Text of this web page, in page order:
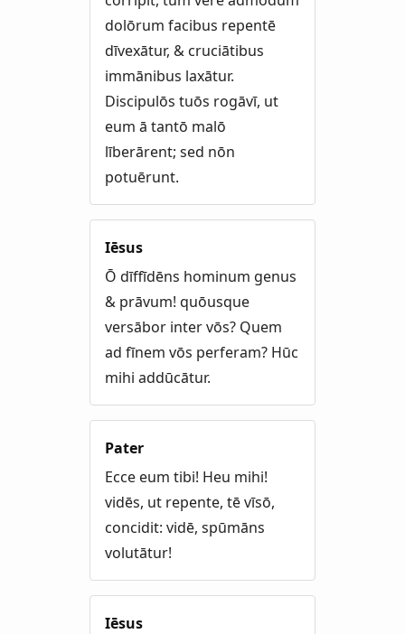
dolōrum facibus repentē
dīvexātur, & cruciātibus
immānibus laxātur.
Discipulōs tuōs rogāvī, ut
eum ā tantō malō
līberārent; sed nōn
potuērunt.
Iēsus
Ō dīffīdēns hominum genus
& prāvum! quōusque
versābor inter vōs? Quem
ad fīnem vōs perferam? Hūc
mihi addūcātur.
Pater
Ecce eum tibi! Heu mihi!
vidēs, ut repente, tē vīsō,
concidit: vidē, spūmāns
volutātur!
Iēsus